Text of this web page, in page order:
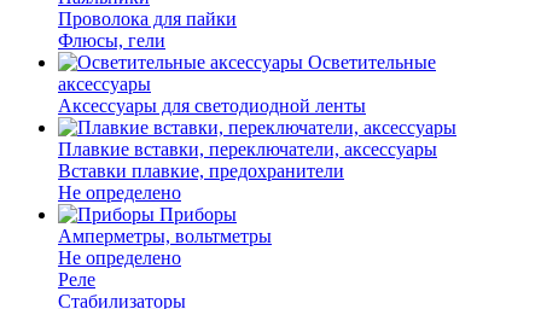
Проволока для пайки
Флюсы, гели
Осветительные
аксессуары
Аксессуары для светодиодной ленты
Плавкие вставки, переключатели, аксессуары
Вставки плавкие, предохранители
Не определено
Приборы
Амперметры, вольтметры
Не определено
Реле
Стабилизаторы